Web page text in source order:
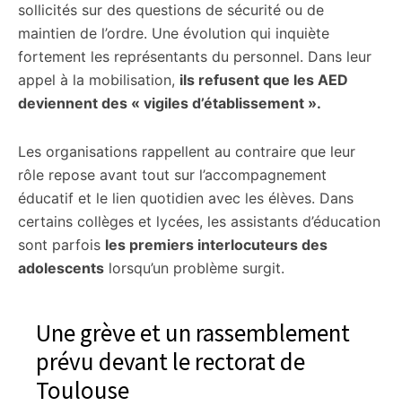
sollicités sur des questions de sécurité ou de
maintien de l’ordre. Une évolution qui inquiète
fortement les représentants du personnel. Dans leur
appel à la mobilisation, ils refusent que les AED
deviennent des « vigiles d’établissement ».
Les organisations rappellent au contraire que leur
rôle repose avant tout sur l’accompagnement
éducatif et le lien quotidien avec les élèves. Dans
certains collèges et lycées, les assistants d’éducation
sont parfois les premiers interlocuteurs des
adolescents lorsqu’un problème surgit.
Une grève et un rassemblement
prévu devant le rectorat de
Toulouse